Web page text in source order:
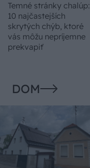
Temné stránky chalúp:
10 najčastejších
skrytých chýb, ktoré
vás môžu nepríjemne
prekvapiť
DOM